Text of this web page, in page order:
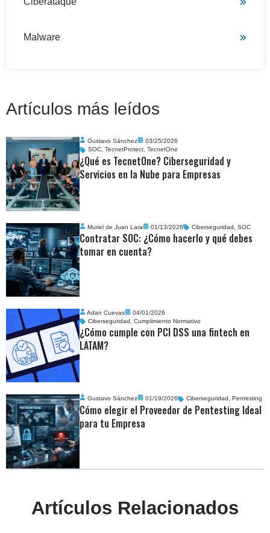
Malware
Artículos más leídos
Gustavo Sánchez
03/25/2026
SOC,TecnetProtect,TecnetOne
¿Qué es TecnetOne? Ciberseguridad y
Servicios en la Nube para Empresas
Muriel de Juan Lara 01/13/2026 Ciberseguridad ,SOC
Contratar SOC: ¿Cómo hacerlo y qué debes
tomar en cuenta?
Adan Cuevas
04/01/2026
Ciberseguridad,Cumplimiento Normativo
¿Cómo cumple con PCI DSS una fintech en
LATAM?
Gustavo Sánchez 01/19/2026 Ciberseguridad , Pentesting
Cómo elegir el Proveedor de Pentesting Ideal
para tu Empresa
Artículos Relacionados